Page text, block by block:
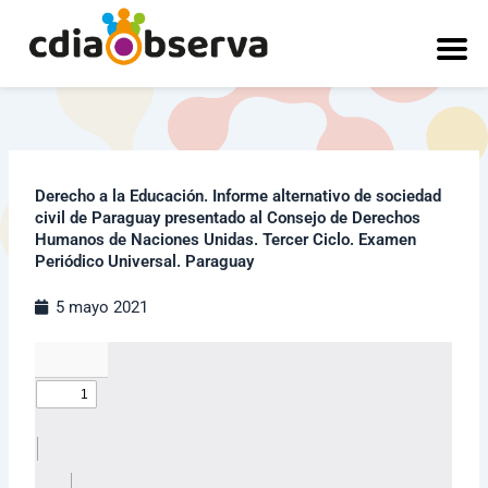
contenido
Derecho a la Educación. Informe alternativo de sociedad
civil de Paraguay presentado al Consejo de Derechos
Humanos de Naciones Unidas. Tercer Ciclo. Examen
Periódico Universal. Paraguay
5 mayo 2021